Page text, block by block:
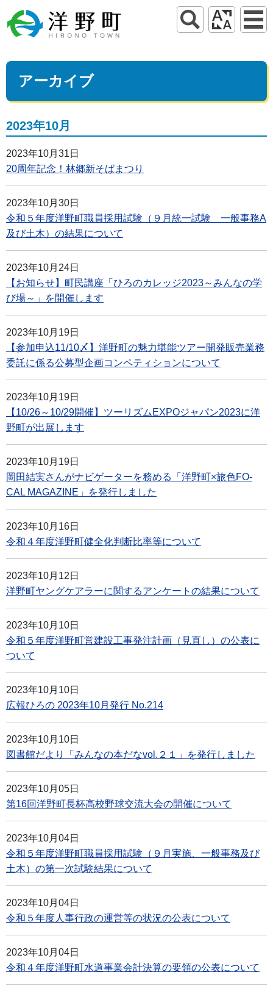
アーカイブ
2023年10月
2023年10月31日
20周年記念！林郷新そばまつり
2023年10月30日
令和５年度洋野町職員採用試験（９月統一試験 一般事務A
及び土木）の結果について
2023年10月24日
【お知らせ】町民講座「ひろのカレッジ2023～みんなの学
び場～」を開催します
2023年10月19日
【参加申込11/10〆】洋野町の魅力堪能ツアー開発販売業務
委託に係る公募型企画コンペティションについて
2023年10月19日
【10/26～10/29開催】ツーリズムEXPOジャパン2023に洋
野町が出展します
2023年10月19日
岡田結実さんがナビゲーターを務める「洋野町×旅色FO-
CAL MAGAZINE」を発行しました
2023年10月16日
令和４年度洋野町健全化判断比率等について
2023年10月12日
洋野町ヤングケアラーに関するアンケートの結果について
2023年10月10日
令和５年度洋野町営建設工事発注計画（見直し）の公表に
ついて
2023年10月10日
広報ひろの 2023年10月発行 No.214
2023年10月10日
図書館だより「みんなの本だなvol.２１」を発行しました
2023年10月05日
第16回洋野町長杯高校野球交流大会の開催について
2023年10月04日
令和５年度洋野町職員採用試験（９月実施、一般事務及び
土木）の第一次試験結果について
2023年10月04日
令和５年度人事行政の運営等の状況の公表について
2023年10月04日
令和４年度洋野町水道事業会計決算の要領の公表について